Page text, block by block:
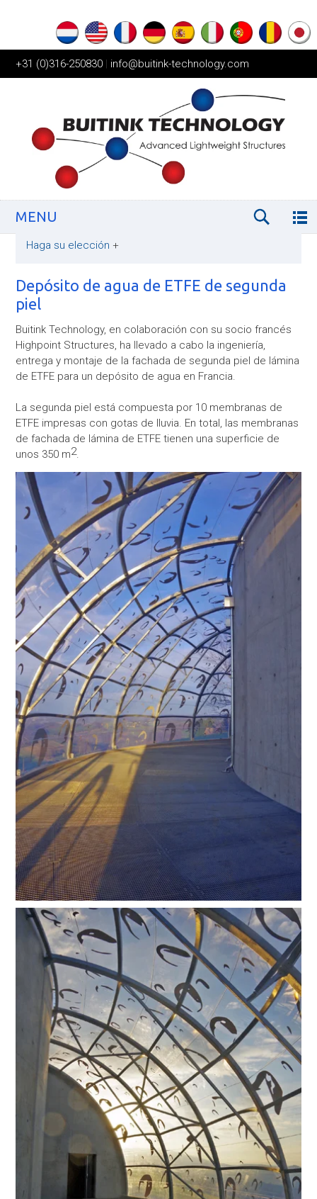
+31 (0)316-250830 | info@buitink-technology.com
MENU
Haga su elección +
Depósito de agua de ETFE de segunda
piel
Buitink Technology, en colaboración con su socio francés
Highpoint Structures, ha llevado a cabo la ingeniería,
entrega y montaje de la fachada de segunda piel de lámina
de ETFE para un depósito de agua en Francia.
La segunda piel está compuesta por 10 membranas de
ETFE impresas con gotas de lluvia. En total, las membranas
de fachada de lámina de ETFE tienen una superficie de
unos 350 m2.